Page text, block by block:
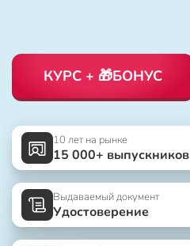
КУРС + 🎁БОНУС
10 лет на рынке
15 000+ выпускников
Выдаваемый документ
Удостоверение